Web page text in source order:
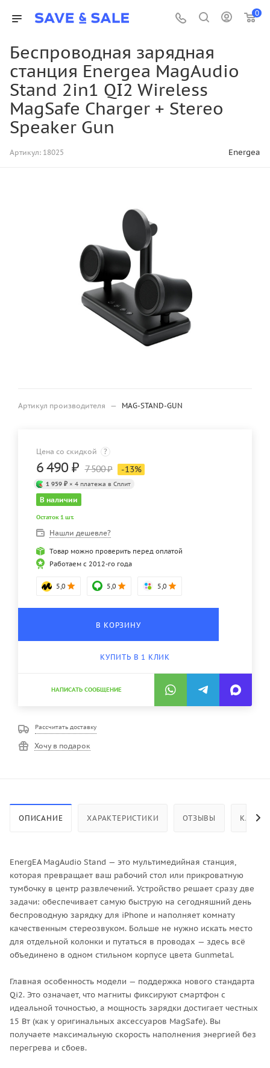
0
Беспроводная зарядная
станция Energea MagAudio
Stand 2in1 QI2 Wireless
MagSafe Charger + Stereo
Speaker Gun
Артикул: 18025 Energea
Артикул производителя — MAG-STAND-GUN
Цена со скидкой ?
6 490 ₽ 7 500₽ -13%
1 959 ₽ × 4 платежа в Сплит
В наличии
Остаток 1 шт.
Нашли дешевле?
Товар можно проверить перед оплатой
Работаем с 2012-го года
5,0 5,0 5,0
В КОРЗИНУ
КУПИТЬ В 1 КЛИК
НАПИСАТЬ СООБЩЕНИЕ
Рассчитать доставку
Хочу в подарок
ОПИСАНИЕ ХАРАКТЕРИСТИКИ ОТЗЫВЫ КАК
EnergEA MagAudio Stand — это мультимедийная станция,
которая превращает ваш рабочий стол или прикроватную
тумбочку в центр развлечений. Устройство решает сразу две
задачи: обеспечивает самую быструю на сегодняшний день
беспроводную зарядку для iPhone и наполняет комнату
качественным стереозвуком. Больше не нужно искать место
для отдельной колонки и путаться в проводах — здесь всё
объединено в одном стильном корпусе цвета Gunmetal.
Главная особенность модели — поддержка нового стандарта
Qi2. Это означает, что магниты фиксируют смартфон с
идеальной точностью, а мощность зарядки достигает честных
15 Вт (как у оригинальных аксессуаров MagSafe). Вы
получаете максимальную скорость наполнения энергией без
перегрева и сбоев.